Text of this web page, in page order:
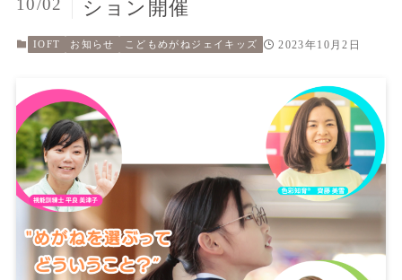
ション開催
10/02
IOFT お知らせ こどもめがねジェイキッズ 2023年10月2日